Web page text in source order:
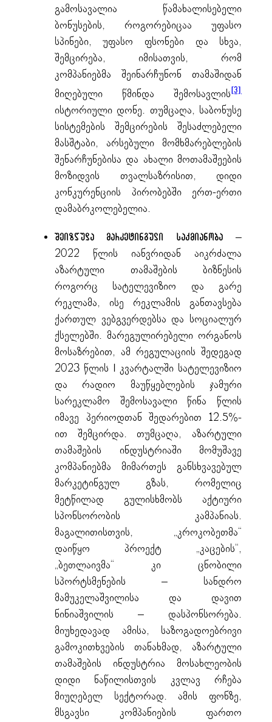
გამოსავალია წამახალისებელი
ბონუსების, როგორებიცაა უფასო
სპინები, უფასო ფსონები და სხვა,
შემცირება, იმისათვის, რომ
კომპანიებმა შეინარჩუნონ თამაშიდან
მიღებული წმინდა შემოსავლის [3]
ისტორიული დონე. თუმცაღა, საბონუსე
სისტემების შემცირების შესაძლებელი
მასშტაბი, არსებული მომხმარებლების
შენარჩუნებისა და ახალი მოთამაშეების
მოზიდვის თვალსაზრისით, დიდი
კონკურენციის პირობებში ერთ-ერთი
დამაბრკოლებელია.
შეიზღუდა მარკეტინგული საქმიანობა–
2022 წლის იანვრიდან აიკრძალა
აზარტული თამაშების ბიზნესის
როგორც სატელევიზიო და გარე
რეკლამა, ისე რეკლამის განთავსება
ქართულ ვებგვერდებსა და სოციალურ
ქსელებში. მარეგულირებელი ორგანოს
მოსაზრებით, ამ რეგულაციის შედეგად
2023 წლის I კვარტალში სატელევიზიო
და რადიო მაუწყებლების ჯამური
სარეკლამო შემოსავალი წინა წლის
იმავე პერიოდთან შედარებით 12.5%-
ით შემცირდა. თუმცაღა, აზარტული
თამაშების ინდუსტრიაში მომუშავე
კომპანიებმა მიმართეს განსხვავებულ
მარკეტინგულ გზას, რომელიც
მეტწილად გულისხმობს აქტიური
სპონსორობის კამპანიას.
მაგალითისთვის, „კროკობეთმა“
დაიწყო პროექტ „კაცების“,
„ბეთლაივმა“ კი ცნობილი
სპორტსმენების – სანდრო
მამუკელაშვილისა და დავით
ნინიაშვილის – დასპონსორება.
მიუხედავად ამისა, საზოგადოებრივი
გამოკითხვების თანახმად, აზარტული
თამაშების ინდუსტრია მოსახლეობის
დიდი ნაწილისთვის კვლავ რჩება
მიუღებელ სექტორად. ამის ფონზე,
მსგავსი კომპანიების ფართო